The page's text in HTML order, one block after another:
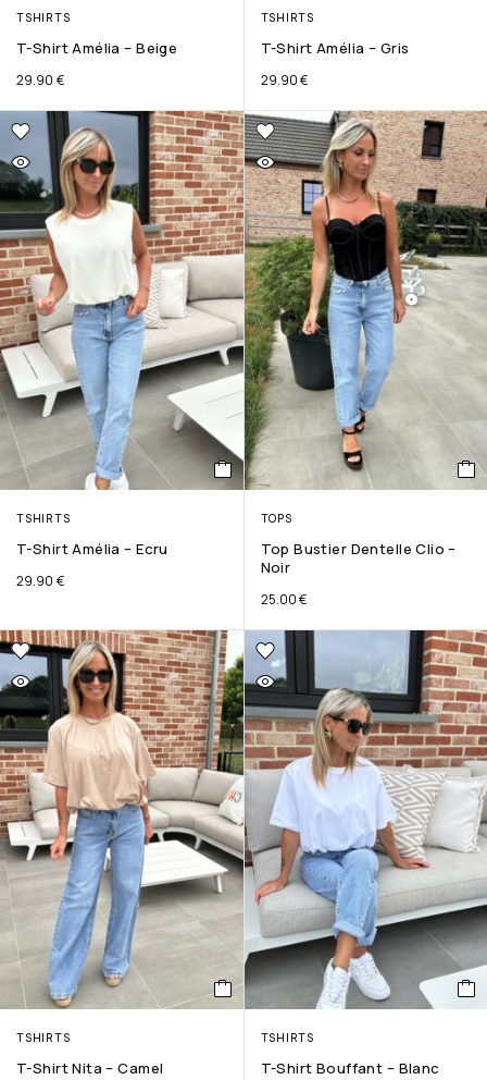
TSHIRTS
T-Shirt Amélia – Beige
29.90 €
TSHIRTS
T-Shirt Amélia – Gris
29.90€
TSHIRTS
T-Shirt Amélia – Ecru
29.90 €
TOPS
Top Bustier Dentelle Clio –
Noir
25.00€
TSHIRTS
T-Shirt Nita – Camel
TSHIRTS
T-Shirt Bouffant – Blanc